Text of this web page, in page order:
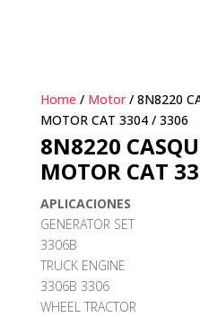
Home / Motor/ 8N8220
MOTOR CAT 3304 / 3306
8N8220
MOTOR CAT
APLICACIONES
GENERATOR SET
3306B
TRUCK ENGINE
3306B 3306
WHEEL TRACTOR